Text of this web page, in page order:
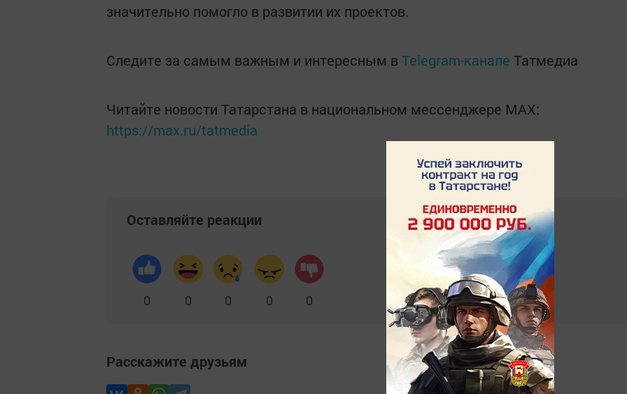
значительно помогло в развитии их проектов.
Следите за самым важным и интересным в Telegram-канале Татмедиа
Читайте новости Татарстана в национальном мессенджере MАХ:
https://max.ru/tatmedia
Оставляйте реакции
0 0 0 0 0
Расскажите друзьям